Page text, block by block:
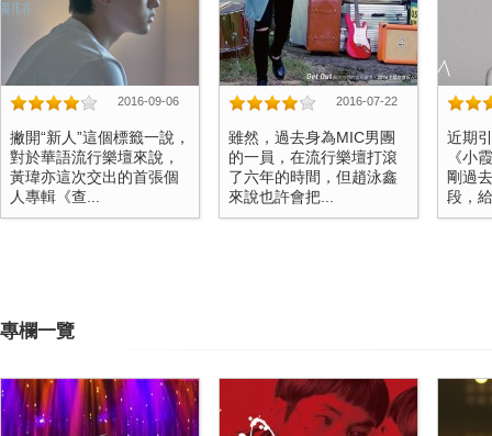
2016-09-06
撇開“新人”這個標籤一說，
對於華語流行樂壇來說，
黃瑋亦這次交出的首張個
人專輯《查...
2016-07-22
雖然，過去身為MIC男團
的一員，在流行樂壇打滾
了六年的時間，但趙泳鑫
來說也許會把...
近期
《小
剛過
段，
專欄一覽